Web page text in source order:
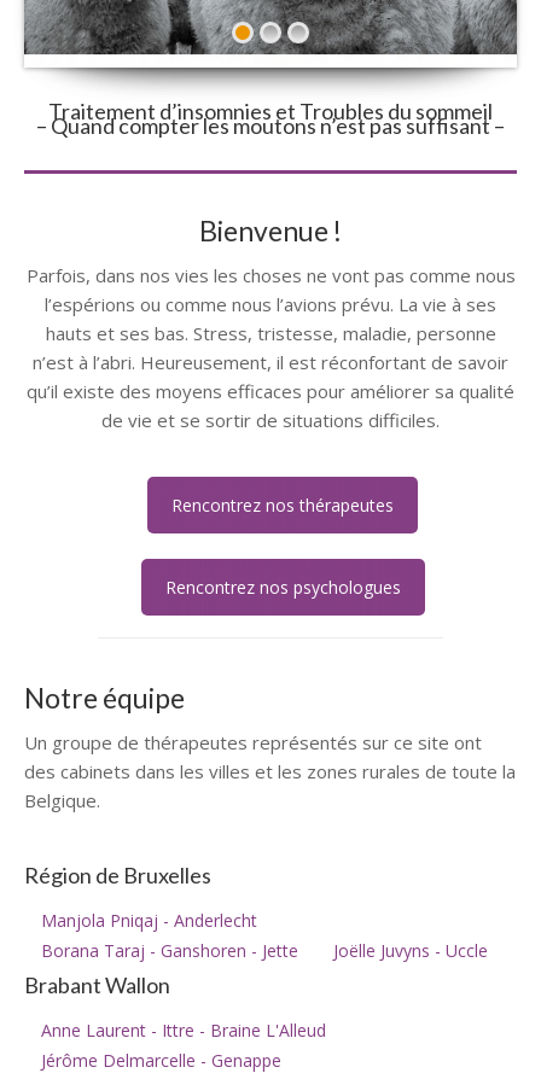
Traitement d’insomnies et Troubles du sommeil
– Quand compter les moutons n’est pas suffisant –
Bienvenue !
Parfois, dans nos vies les choses ne vont pas comme nous
l’espérions ou comme nous l’avions prévu. La vie à ses
hauts et ses bas. Stress, tristesse, maladie, personne
n’est à l’abri. Heureusement, il est réconfortant de savoir
qu’il existe des moyens efficaces pour améliorer sa qualité
de vie et se sortir de situations difficiles.
Rencontrez nos thérapeutes
Rencontrez nos psychologues
Notre équipe
Un groupe de thérapeutes représentés sur ce site ont
des cabinets dans les villes et les zones rurales de toute la
Belgique.
Région de Bruxelles
Manjola Pniqaj - Anderlecht
Borana Taraj - Ganshoren - Jette
Joëlle Juvyns - Uccle
Brabant Wallon
Anne Laurent - Ittre - Braine L'Alleud
Jérôme Delmarcelle - Genappe